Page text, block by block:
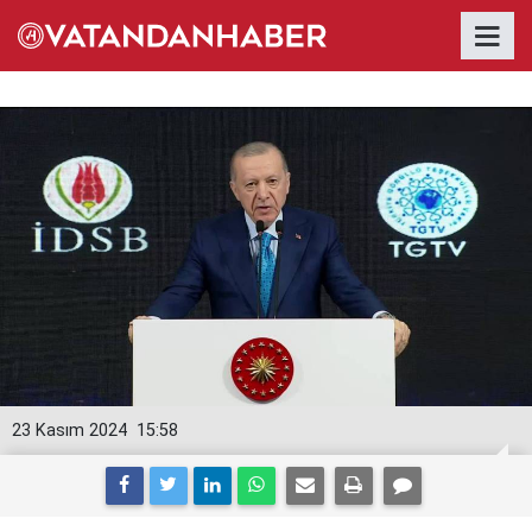
15:58
23 Kasım 2024